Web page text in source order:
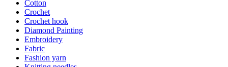
Cotton
Crochet
Crochet hook
Diamond Painting
Embroidery
Fabric
Fashion yarn